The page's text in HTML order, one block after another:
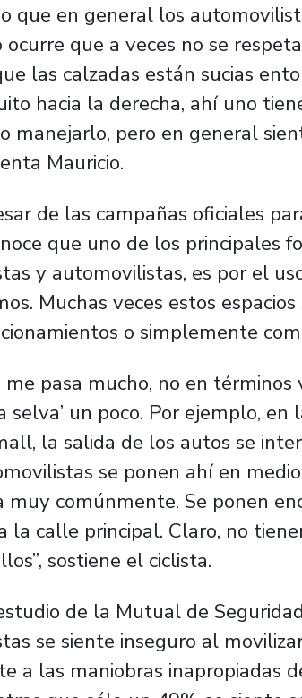
que en general los
ocurre que a veces no se
las calzadas están sucias
hacia la derecha, ahí uno
manejarlo, pero en general
Mauricio.
de las campañas oficiales
que uno de los principales
y automovilistas, es por el
Muchas veces estos
o simplemente
me pasa mucho, no en
selva’ un poco. Por ejemplo,
la salida de los autos se
se ponen ahí en
muy comúnmente. Se ponen
la calle principal. Claro, no
sostiene el ciclista.
de la Mutual de
se siente inseguro al
a las maniobras inapropiadas